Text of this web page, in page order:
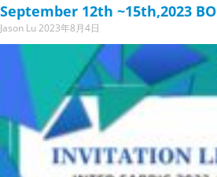
September 12th ~15th,2023
Jason Lu2023年8月4日